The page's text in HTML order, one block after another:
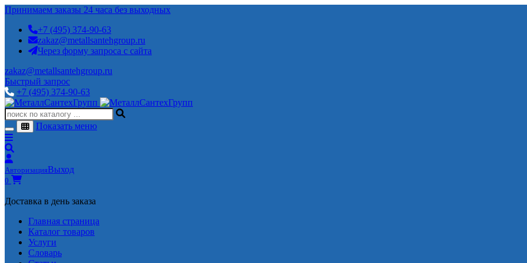
Принимаем заказы 24 часа без выходных
+7 (495) 374-90-63
zakaz@metallsantehgroup.ru
Через форму запроса с сайта
zakaz@metallsantehgroup.ru
Быстрый запрос
+7 (495) 374-90-63
Показать меню
АвторизацияВыход
0
Доставка в день заказа
Главная страница
Каталог товаров
Услуги
Словарь